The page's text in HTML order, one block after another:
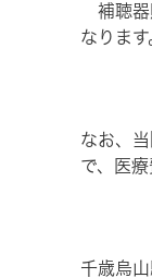
補聴器
なります
なお、
で、医
千歳烏